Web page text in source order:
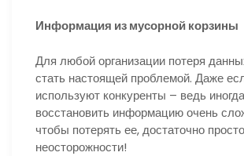
Информация из мусорной корзины
Для любой организации потеря
стать настоящей проблемой. Даже
используют конкуренты – ведь иногда
восстановить информацию очень
чтобы потерять ее, достаточно
неосторожности!